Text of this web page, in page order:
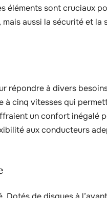
éléments sont cruciaux
aussi la sécurité et la
répondre à divers
à cinq vitesses qui
un confort inégalé
aux conducteurs